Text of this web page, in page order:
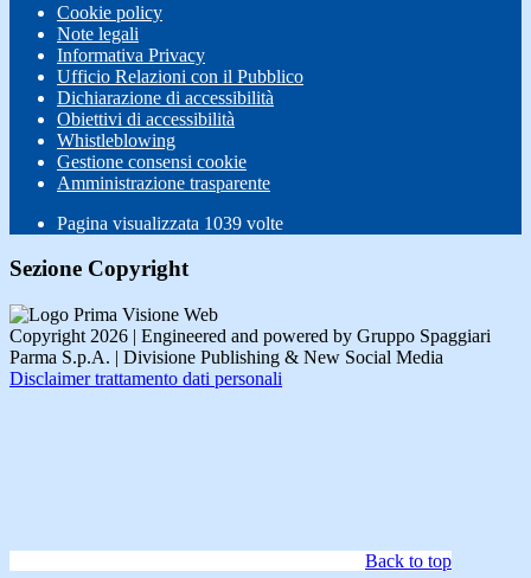
Cookie policy
Note legali
Informativa Privacy
Ufficio Relazioni con il Pubblico
Dichiarazione di accessibilità
Obiettivi di accessibilità
Whistleblowing
Gestione consensi cookie
Amministrazione trasparente
Pagina visualizzata 1039 volte
Sezione Copyright
Copyright 2026 | Engineered and powered by Gruppo Spaggiari
Parma S.p.A. | Divisione Publishing & New Social Media
Disclaimer trattamento dati personali
Back to top